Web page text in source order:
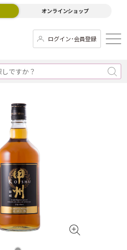
オンラインショップ
ログイン･会員登録